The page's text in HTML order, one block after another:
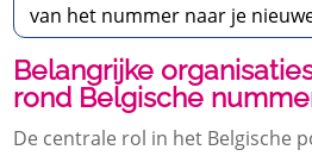
van het nummer naar je
Belangrijke
rond Belgische
De centrale rol in het Belgische